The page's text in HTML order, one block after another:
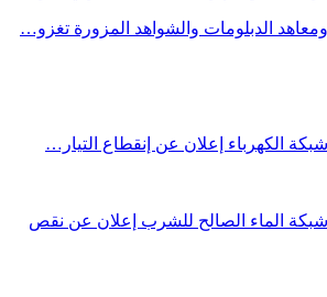
الدبلومات والشواهد المزورة تغزو…
الكهرباء إعلان عن إنقطاع التيار…
الماء الصالح للشرب إعلان عن نقص